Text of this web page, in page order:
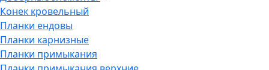
Конек кровельный
Планки ендовы
Планки карнизные
Планки примыкания